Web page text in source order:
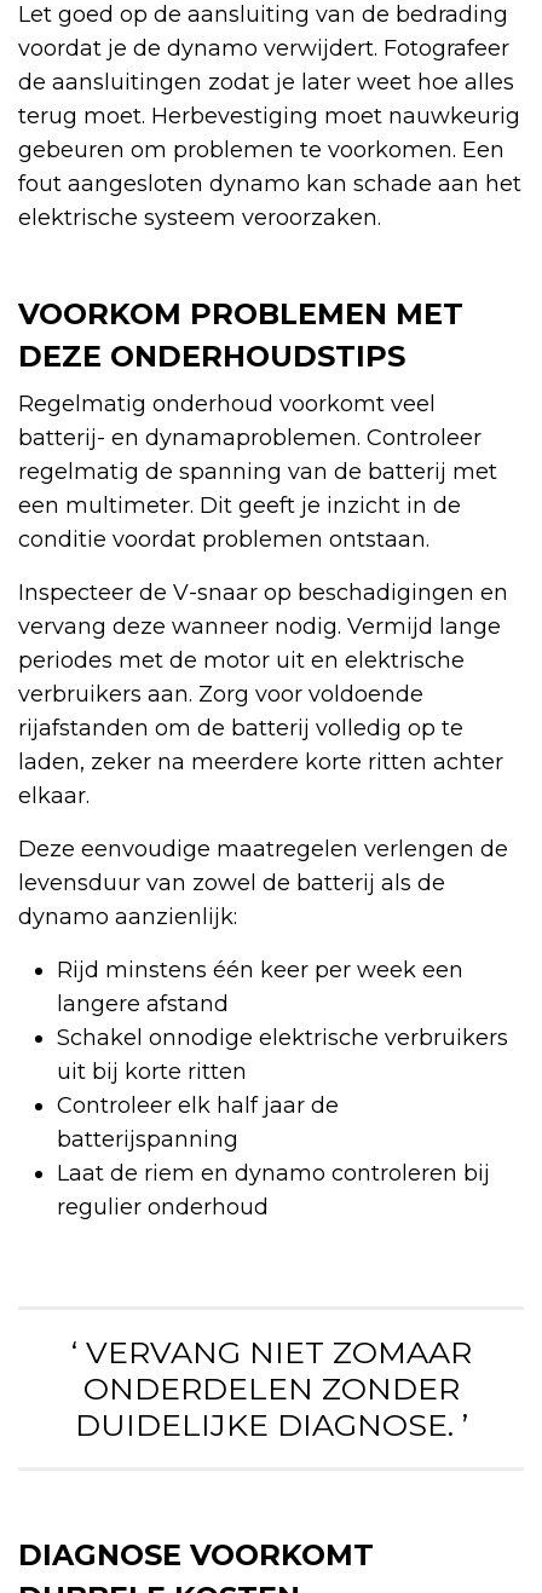
Let goed op de aansluiting van de bedrading
voordat je de dynamo verwijdert. Fotografeer
de aansluitingen zodat je later weet hoe alles
terug moet. Herbevestiging moet nauwkeurig
gebeuren om problemen te voorkomen. Een
fout aangesloten dynamo kan schade aan het
elektrische systeem veroorzaken.
VOORKOM PROBLEMEN MET
DEZE ONDERHOUDSTIPS
Regelmatig onderhoud voorkomt veel
batterij- en dynamaproblemen. Controleer
regelmatig de spanning van de batterij met
een multimeter. Dit geeft je inzicht in de
conditie voordat problemen ontstaan.
Inspecteer de V-snaar op beschadigingen en
vervang deze wanneer nodig. Vermijd lange
periodes met de motor uit en elektrische
verbruikers aan. Zorg voor voldoende
rijafstanden om de batterij volledig op te
laden, zeker na meerdere korte ritten achter
elkaar.
Deze eenvoudige maatregelen verlengen de
levensduur van zowel de batterij als de
dynamo aanzienlijk:
Rijd minstens één keer per week een
langere afstand
Schakel onnodige elektrische verbruikers
uit bij korte ritten
Controleer elk half jaar de
batterijspanning
Laat de riem en dynamo controleren bij
regulier onderhoud
‘ VERVANG NIET ZOMAAR
ONDERDELEN ZONDER
DUIDELIJKE DIAGNOSE. ’
DIAGNOSE VOORKOMT